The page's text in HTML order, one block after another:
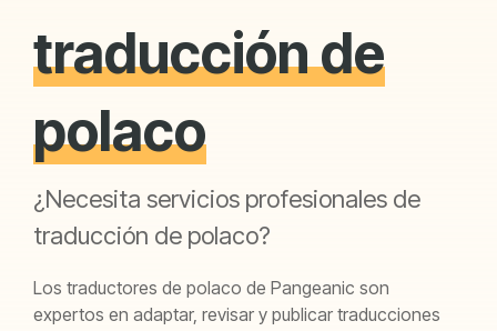
traducción de
polaco
¿Necesita servicios profesionales de
traducción de polaco?
Los traductores de polaco de Pangeanic son
expertos en adaptar, revisar y publicar traducciones